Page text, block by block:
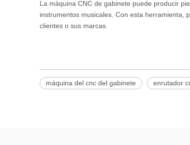
La máquina CNC de gabinete puede producir
instrumentos musicales. Con esta herramienta,
clientes o sus marcas.
máquina del cnc del gabinete enrutador